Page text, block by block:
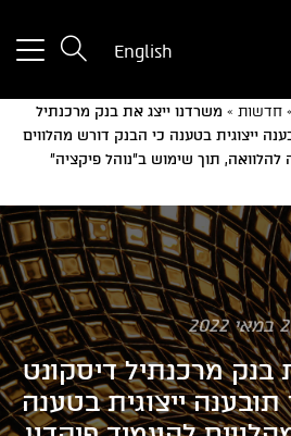
English
» חדשות » משרדנו ייצג את בנק מרכנתיל
ייצוגית בטענה כי הבנק דורש מהלווים
להלוואה, תוך שימוש ב"נוהל פיקציה"
2022
בנק מרכנתיל דיסקונט
ייצוגית בטענה